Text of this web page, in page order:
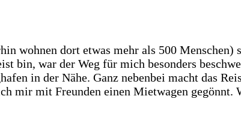
wohnen dort etwas mehr als 500
bin, war der Weg für mich besonders
in der Nähe. Ganz nebenbei macht das
mir mit Freunden einen Mietwagen